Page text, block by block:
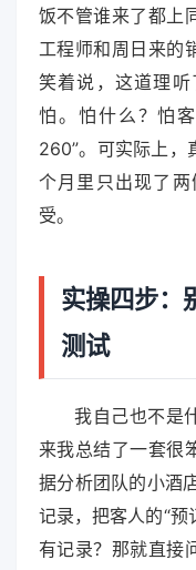
饭不管谁来了都上
工程师和周日来的
笑着说，这道理
怕。怕什么？怕
260”。可实际上，
个月里只出现了
受。
实操四步：
测试
我自己也不是
来我总结了一套很
据分析团队的小酒
记录，把客人的“预
有记录？那就直接